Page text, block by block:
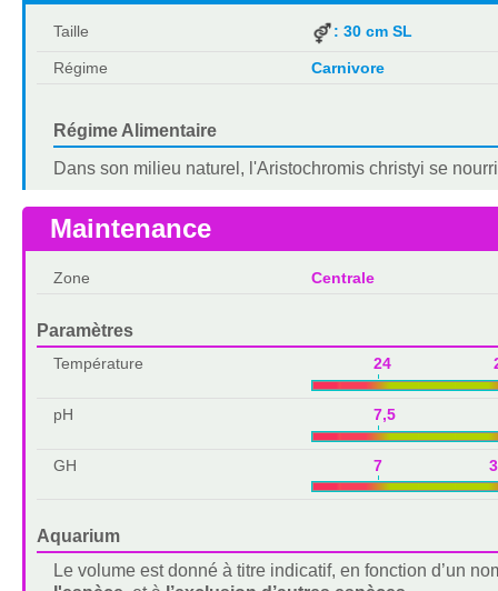
Taille : 30 cm SL
Régime Carnivore
Régime Alimentaire
Dans son milieu naturel, l'Aristochromis christyi se
Maintenance
Zone Centrale
Paramètres
Température 24
pH 7,5
GH 7
Aquarium
Le volume est donné à titre indicatif, en fonction d’un